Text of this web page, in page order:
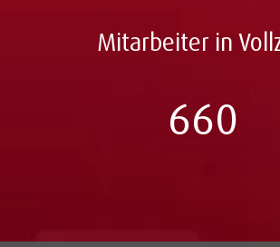
Mitarbeiter in
660